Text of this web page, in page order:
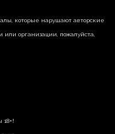
которые нарушают авторские
организации, пожалуйста,
18+!